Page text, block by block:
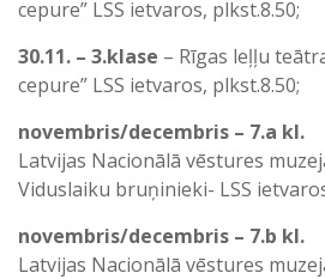
cepure” LSS ietvaros, plkst.8.50;
30.11. – 3.klase – Rīgas leļļu
cepure” LSS ietvaros, plkst.8.50;
novembris/decembris – 7.a kl.
Latvijas Nacionālā vēstures
Viduslaiku bruņinieki- LSS
novembris/decembris – 7.b kl.
Latvijas Nacionālā vēstures